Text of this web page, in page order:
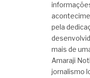
pela
mais de
Amaraji
jornalismo